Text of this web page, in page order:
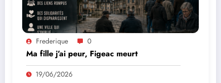
Frederique 0
Ma fille j’ai peur, Figeac meurt
19/06/2026